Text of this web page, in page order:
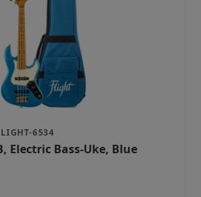
6534
Electric Bass-Uke, Blue